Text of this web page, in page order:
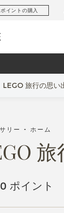
ポイントの購入
LEGO 旅行の思
リー - ホーム
旅
ポイント